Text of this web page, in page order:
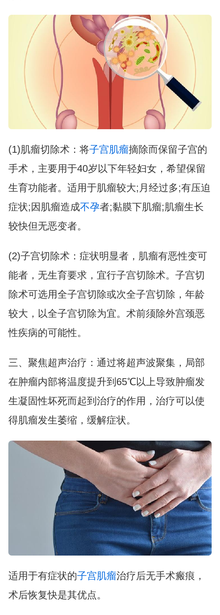
(1)肌瘤切除术：将子宫肌瘤摘除而保留子宫的
手术，主要用于40岁以下年轻妇女，希望保留
生育功能者。适用于肌瘤较大;月经过多;有压迫
症状;因肌瘤造成不孕者;黏膜下肌瘤;肌瘤生长
较快但无恶变者。
(2)子宫切除术：症状明显者，肌瘤有恶性变可
能者，无生育要求，宜行子宫切除术。子宫切
除术可选用全子宫切除或次全子宫切除，年龄
较大，以全子宫切除为宜。术前须除外宫颈恶
性疾病的可能性。
三、聚焦超声治疗：通过将超声波聚集，局部
在肿瘤内部将温度提升到65℃以上导致肿瘤发
生凝固性坏死而起到治疗的作用，治疗可以使
得肌瘤发生萎缩，缓解症状。
适用于有症状的子宫肌瘤治疗后无手术瘢痕，
术后恢复快是其优点。